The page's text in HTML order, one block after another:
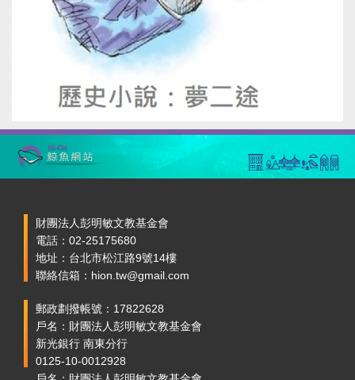
財團法人彭明敏文教基金會
電話：02-25175680
地址：台北市松江路9號14樓
聯絡信箱：hion.tw@gmail.com
郵政劃撥帳號：17822628
戶名：財團法人彭明敏文教基金會
新光銀行 南東分行
0125-10-0012928